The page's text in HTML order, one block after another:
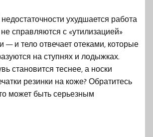
ухудшается работа
справляются с «утилизацией»
— и тело отвечает отеками, которые
на ступнях и лодыжках.
становится теснее, а носки
резинки на коже? Обратитесь
может быть серьезным